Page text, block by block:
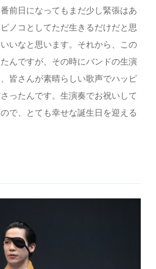
前日になってもまだ少し緊張はあ
ノコとしてただ生きるだけだと思
いなと思います。それから、この
んですが、その時にバンドの生演
皆さんが素晴らしい歌声でハッピ
ったんです。生演奏でお祝いして
で、とても幸せな誕生日を迎える